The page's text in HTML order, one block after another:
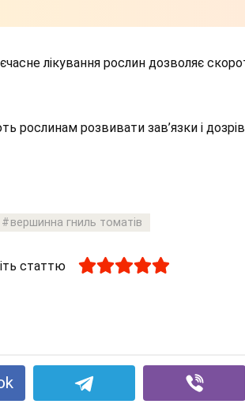
лікування рослин дозволяє
рослинам розвивати зав’язки і
вершинна гниль томатів
статтю